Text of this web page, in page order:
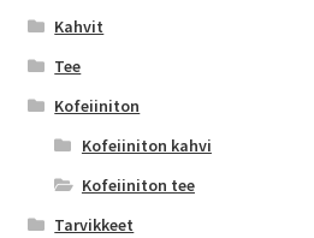
Kahvit
Tee
Kofeiiniton
Kofeiiniton kahvi
Kofeiiniton tee
Tarvikkeet